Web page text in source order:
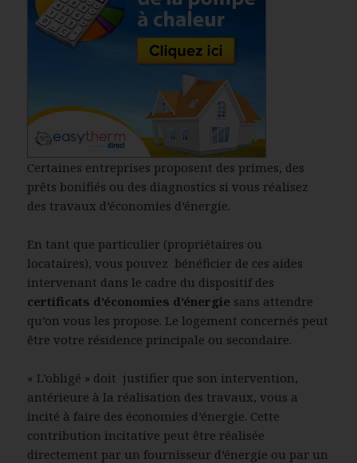
Certaines entreprises proposent des primes, des
prêts bonifiés ou des diagnostics si vous réalisez
des travaux d’économies d’énergie.
En tant que particulier (propriétaires ou
locataires), vous pouvez bénéficier de ces aides
intervenant dans le cadre du dispositif des
certificats d’économies d’énergie sans attendre
qu’on vous les propose. Le logement concernés peut
être votre résidence principale ou secondaire.
« L’obligé » doit justifier que son intervention,
antérieure à la réalisation des travaux, vous a
incité à faire des économies d’énergie. Cette
contribution incitative peut être réalisée
directement par un fournisseur d’énergie ou par un